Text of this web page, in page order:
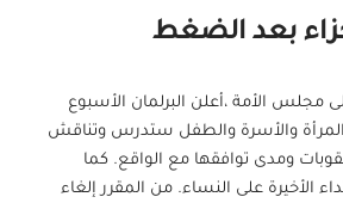
بعد الضغط
الأمة ،أعلن البرلمان الأسبوع
والأسرة والطفل ستدرس وتناقش
العقوبات ومدى توافقها مع الواقع. كما
الأخيرة على النساء. من المقرر إلغاء